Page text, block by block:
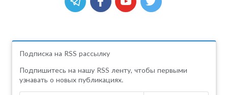
Подписка на RSS рассылку
Подпишитесь на нашу RSS ленту, чтобы первыми
узнавать о новых публикациях.